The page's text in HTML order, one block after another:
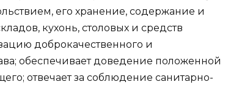
его хранение, содержание и
кухонь, столовых и средств
доброкачественного и
обеспечивает доведение положенной
отвечает за соблюдение санитарно-